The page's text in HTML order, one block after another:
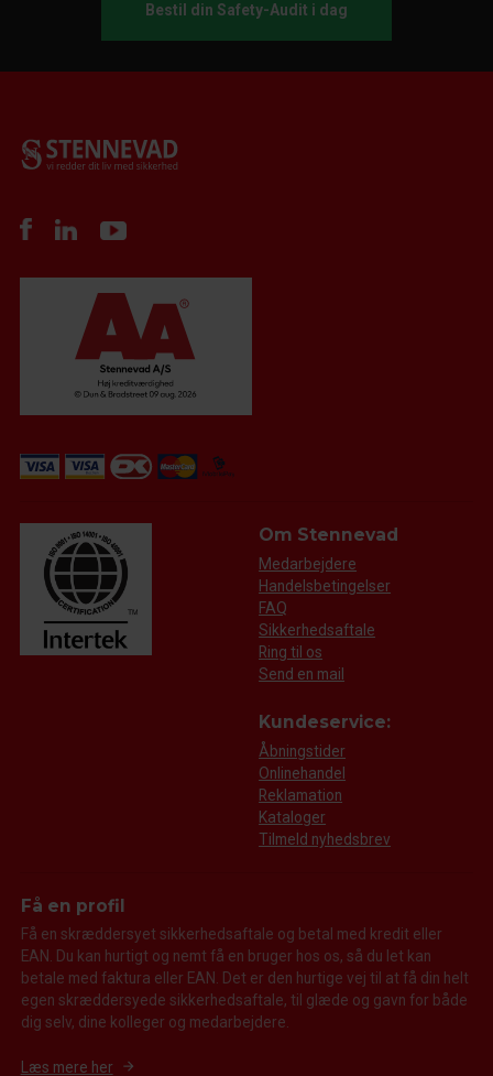
Bestil din Safety-Audit i dag
Om Stennevad
Medarbejdere
Handelsbetingelser
FAQ
Sikkerhedsaftale
Ring til os
Send en mail
Kundeservice:
Åbningstider
Onlinehandel
Reklamation
Kataloger
Tilmeld nyhedsbrev
Få en profil
Få en skræddersyet sikkerhedsaftale og betal med kredit eller
EAN. Du kan hurtigt og nemt få en bruger hos os, så du let kan
betale med faktura eller EAN. Det er den hurtige vej til at få din helt
egen skræddersyede sikkerhedsaftale, til glæde og gavn for både
dig selv, dine kolleger og medarbejdere.
Læs mere her